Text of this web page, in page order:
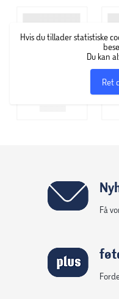
farver, former og
motiver.
Hvis du tillader statistiske
Du kan
Ret
Få